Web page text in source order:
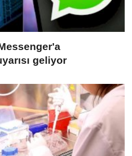
geliyor